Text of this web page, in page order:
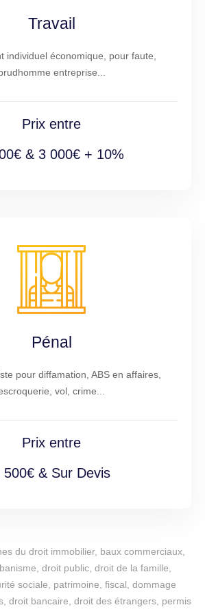
Travail
individuel économique, pour faute,
entreprise...
Prix entre
& 3 000€ + 10%
Pénal
pour diffamation, ABS en affaires,
vol, crime...
Prix entre
500€ & Sur Devis
du droit immobilier, baux commerciaux,
droit public, droit de la famille,
sociale, patrimoine, fiscal, dommage
droit bancaire, droit des étrangers, permis